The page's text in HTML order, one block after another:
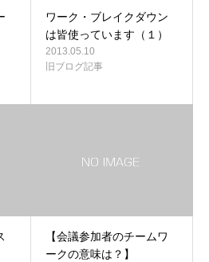
ワーク・ブレイクダウン
は皆使っています（１）
2013.05.10
旧ブログ記事
【会議参加者のチームワ
ークの意味は？】